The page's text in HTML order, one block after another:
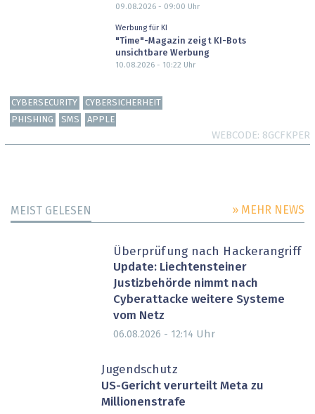
09.08.2026 - 09:00 Uhr
Werbung für KI
"Time"-Magazin zeigt KI-Bots
unsichtbare Werbung
10.08.2026 - 10:22 Uhr
CYBERSECURITY
CYBERSICHERHEIT
PHISHING
SMS APPLE
WEBCODE 8GCFKPER
MEIST GELESEN » MEHR NEWS
Überprüfung nach Hackerangriff
Update: Liechtensteiner
Justizbehörde nimmt nach
Cyberattacke weitere Systeme
vom Netz
06.08.2026 - 12:14 Uhr
Jugendschutz
US-Gericht verurteilt Meta zu
Millionenstrafe